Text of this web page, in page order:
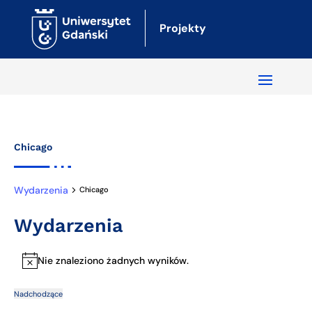
Projekty
Chicago
Wydarzenia Chicago
Wydarzenia
Powiadomienie
Nie znaleziono żadnych wyników.
Nadchodzące